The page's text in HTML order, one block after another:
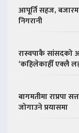
आपूर्ति सहज,
निगरानी
रास्वपाकै सांसदको
‘कहिलेकाहीँ एक्लै
बागमतीमा राप्रपा
जोगाउने प्रयासमा